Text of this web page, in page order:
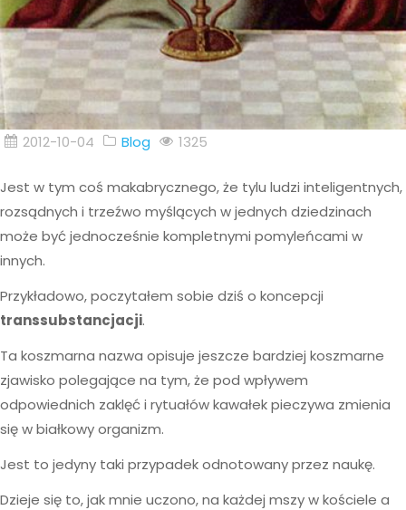
2012-10-04 Blog 1325
Jest w tym coś makabrycznego, że tylu ludzi inteligentnych,
rozsądnych i trzeźwo myślących w jednych dziedzinach
może być jednocześnie kompletnymi pomyleńcami w
innych.
Przykładowo, poczytałem sobie dziś o koncepcji
transsubstancjacji.
Ta koszmarna nazwa opisuje jeszcze bardziej koszmarne
zjawisko polegające na tym, że pod wpływem
odpowiednich zaklęć i rytuałów kawałek pieczywa zmienia
się w białkowy organizm.
Jest to jedyny taki przypadek odnotowany przez naukę.
Dzieje się to, jak mnie uczono, na każdej mszy w kościele a